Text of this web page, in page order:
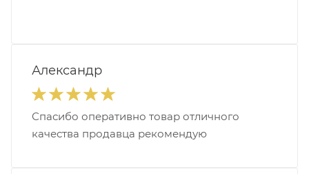
Александр
Спасибо оперативно товар отличного
качества продавца рекомендую